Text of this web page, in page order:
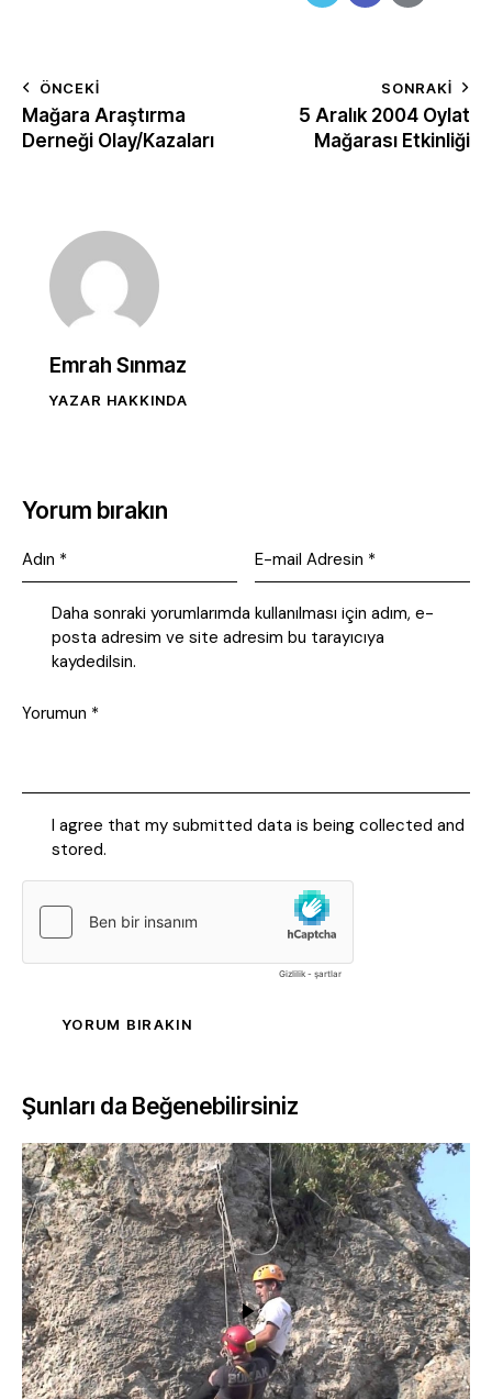
ÖNCEKI
Mağara Araştırma
Derneği Olay/Kazaları
SONRAKI
5 Aralık 2004 Oylat
Mağarası Etkinliği
Emrah Sınmaz
YAZAR HAKKINDA
Yorum bırakın
Daha sonraki yorumlarımda kullanılması için adım, e-
posta adresim ve site adresim bu tarayıcıya
kaydedilsin.
I agree that my submitted data is being collected and
stored.
Şunları da Beğenebilirsiniz